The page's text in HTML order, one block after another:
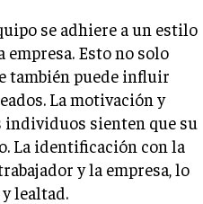
se adhiere a un estilo
empresa. Esto no solo
también puede influir
La motivación y
individuos sienten que su
La identificación con la
y la empresa, lo
lealtad.